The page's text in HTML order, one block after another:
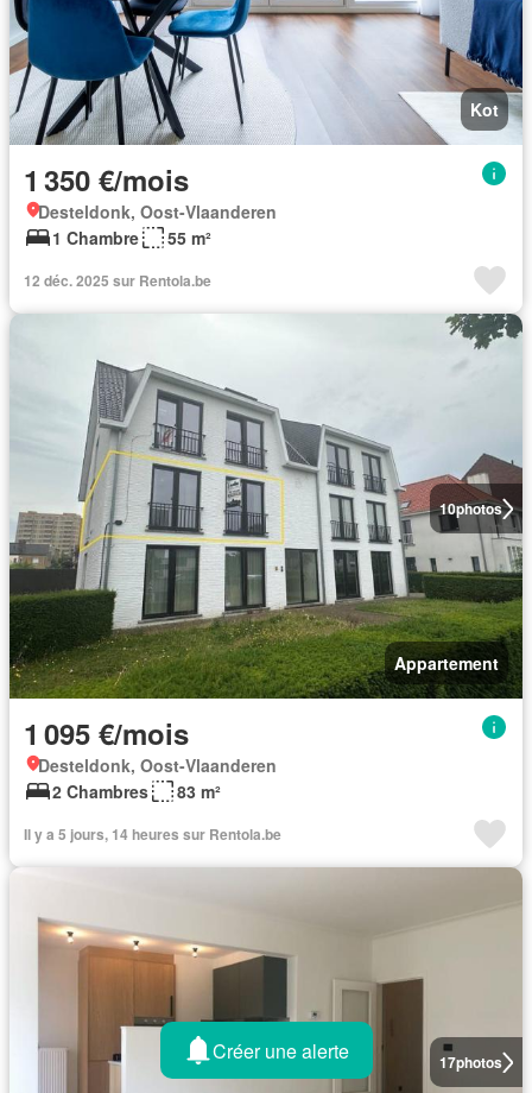
Kot
1 350 €/mois
Desteldonk, Oost-Vlaanderen
1 Chambre
55 m²
12 déc. 2025 sur Rentola.be
10photos
Appartement
1 095 €/mois
Desteldonk, Oost-Vlaanderen
2 Chambres
83 m²
Il y a 5 jours, 14 heures sur Rentola.be
17photos
Créer une alerte